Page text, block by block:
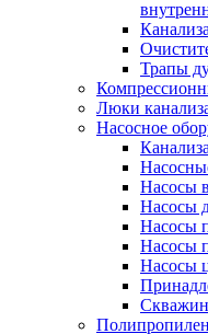
Трапы
Люки
Насосное
Насосы
Насосы
Насосы
Насосы
Насосы